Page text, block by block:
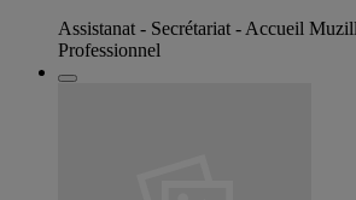
Assistanat - Secrétariat - Accueil
Professionnel